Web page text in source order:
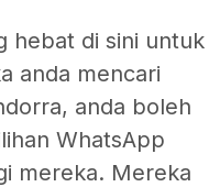
hebat di sini untuk
anda mencari
anda boleh
WhatsApp
mereka. Mereka